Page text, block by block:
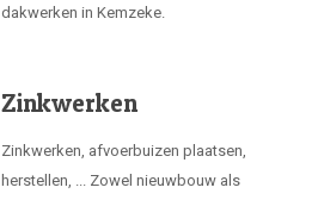
dakwerken in Kemzeke.
Zinkwerken
Zinkwerken, afvoerbuizen plaatsen,
herstellen, ... Zowel nieuwbouw als